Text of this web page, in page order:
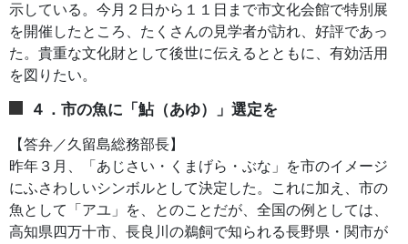
示している。今月２日から１１日まで市文化会館で特別展
を開催したところ、たくさんの見学者が訪れ、好評であっ
た。貴重な文化財として後世に伝えるとともに、有効活用
を図りたい。
４．市の魚に「鮎（あゆ）」選定を
【答弁／久留島総務部長】
昨年３月、「あじさい・くまげら・ぶな」を市のイメージ
にふさわしいシンボルとして決定した。これに加え、市の
魚として「アユ」を、とのことだが、全国の例としては、
高知県四万十市、長良川の鵜飼で知られる長野県・関市が